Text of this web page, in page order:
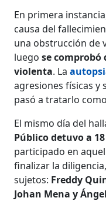
En primera
causa del
una obstrucción de
luego se comprobó
violenta. La
agresiones físicas y
pasó a tratarlo
El mismo día del
Público detuvo a
participado en
finalizar la
sujetos: Freddy
Johan Mena y